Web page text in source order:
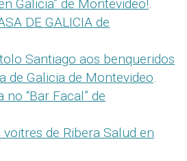
Galicia” de Montevideo!.
DE GALICIA de
Santiago aos benqueridos
de Galicia de Montevideo.
“Bar Facal” de
de Ribera Salud en